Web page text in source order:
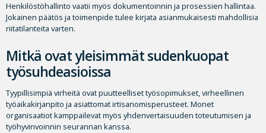
Henkilöstöhallinto vaatii myös dokumentoinnin ja prosessien hallintaa.
Jokainen päätös ja toimenpide tulee kirjata asianmukaisesti mahdollisia
riitatilanteita varten.
Mitkä ovat yleisimmät sudenkuopat
työsuhdeasioissa
Tyypillisimpiä virheitä ovat puutteelliset työsopimukset, virheellinen
työaikakirjanpito ja asiattomat irtisanomisperusteet. Monet
organisaatiot kamppailevat myös yhdenvertaisuuden toteutumisen ja
työhyvinvoinnin seurannan kanssa.